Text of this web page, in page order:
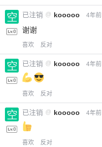
已注销 @ kooooo 4年前
谢谢
喜欢 反对
已注销 @ kooooo 4年前
喜欢 反对
已注销 @ kooooo 4年前
喜欢 反对